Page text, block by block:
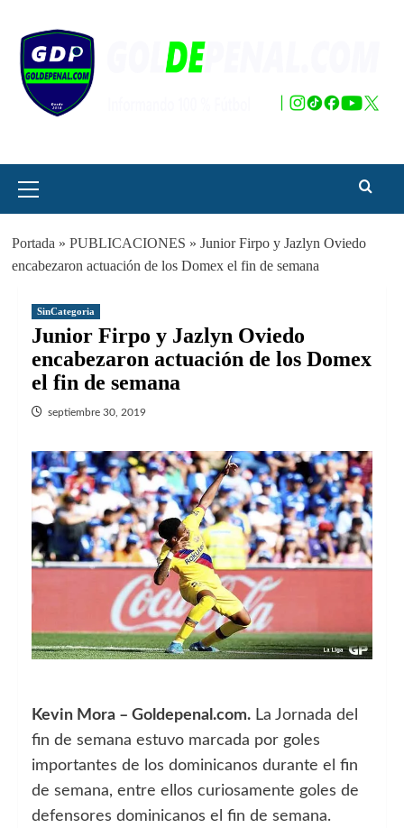
contenido
principal
Portada » PUBLICACIONES » Junior Firpo y Jazlyn Oviedo
encabezaron actuación de los Domex el fin de semana
SinCategoria
Junior Firpo y Jazlyn Oviedo
encabezaron actuación de los Domex
el fin de semana
septiembre 30, 2019
Kevin Mora – Goldepenal.com. La Jornada del
fin de semana estuvo marcada por goles
importantes de los dominicanos durante el fin
de semana, entre ellos curiosamente goles de
defensores dominicanos el fin de semana.